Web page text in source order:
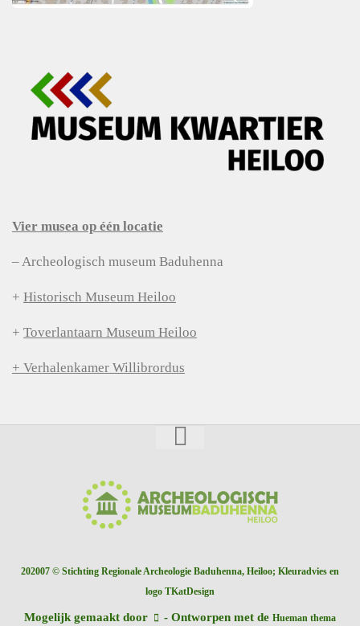
Vier musea op één locatie
– Archeologisch museum Baduhenna
+ Historisch Museum Heiloo
+ Toverlantaarn Museum Heiloo
+ Verhalenkamer Willibrordus
202007 © Stichting Regionale Archeologie Baduhenna, Heiloo; Kleuradvies en
logo TKatDesign
Mogelijk gemaakt door - Ontworpen met de Hueman thema